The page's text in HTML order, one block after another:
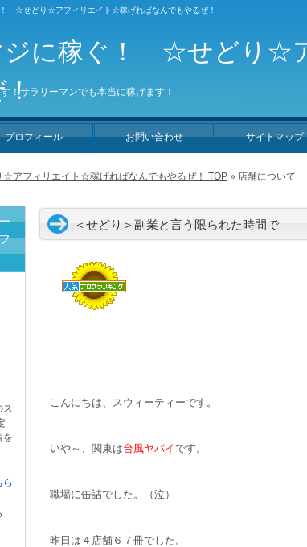
！ ☆せどり☆アフィリエイト☆稼げればなんでもやるぜ！
＜せどり＞副業と言う限られた時間で
こんにちは、スウィーティーです。
いや～、関東は台風ヤバイです。
職場に缶詰でした。（泣）
昨日は４店舗６７冊でした。
ス
を
ら
フィリエイト☆稼げればなんでもやるぜ！ TOP » 店舗について
ジに稼ぐ！ ☆せどり☆
！
！サラリーマンでも本当に稼げます！
プロフィール お問い合わせ サイトマップ